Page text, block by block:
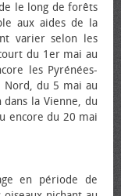
le long de forêts
aux aides de la
varier selon les
du 1er mai au
les Pyrénées-
du 5 mai au
la Vienne, du
encore du 20 mai
en période de